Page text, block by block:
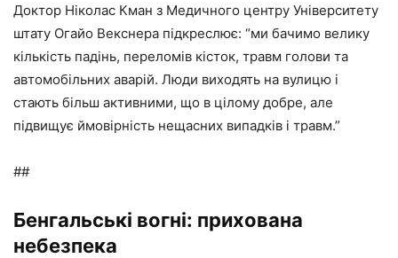
Доктор Ніколас Кман з Медичного центру Університету
штату Огайо Векснера підкреслює: “ми бачимо велику
кількість падінь, переломів кісток, травм голови та
автомобільних аварій. Люди виходять на вулицю і
стають більш активними, що в цілому добре, але
підвищує ймовірність нещасних випадків і травм.”
##
Бенгальські вогні: прихована
небезпека